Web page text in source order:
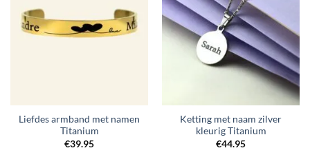
Liefdes armband met namen
Titanium
€39.95
Ketting met naam zilver
kleurig Titanium
€44.95